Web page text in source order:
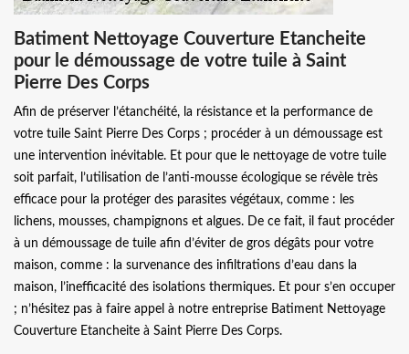
Batiment Nettoyage Couverture Etancheite
pour le démoussage de votre tuile à Saint
Pierre Des Corps
Afin de préserver l’étanchéité, la résistance et la performance de
votre tuile Saint Pierre Des Corps ; procéder à un démoussage est
une intervention inévitable. Et pour que le nettoyage de votre tuile
soit parfait, l’utilisation de l’anti-mousse écologique se révèle très
efficace pour la protéger des parasites végétaux, comme : les
lichens, mousses, champignons et algues. De ce fait, il faut procéder
à un démoussage de tuile afin d’éviter de gros dégâts pour votre
maison, comme : la survenance des infiltrations d’eau dans la
maison, l’inefficacité des isolations thermiques. Et pour s’en occuper
; n’hésitez pas à faire appel à notre entreprise Batiment Nettoyage
Couverture Etancheite à Saint Pierre Des Corps.